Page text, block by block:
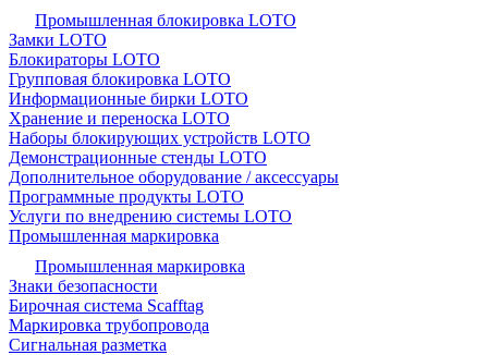
Промышленная блокировка LOTO
Замки LOTO
Блокираторы LOTO
Групповая блокировка LOTO
Информационные бирки LOTO
Хранение и переноска LOTO
Наборы блокирующих устройств LOTO
Демонстрационные стенды LOTO
Дополнительное оборудование / аксессуары
Программные продукты LOTO
Услуги по внедрению системы LOTO
Промышленная маркировка
Промышленная маркировка
Знаки безопасности
Бирочная система Scafftag
Маркировка трубопровода
Сигнальная разметка